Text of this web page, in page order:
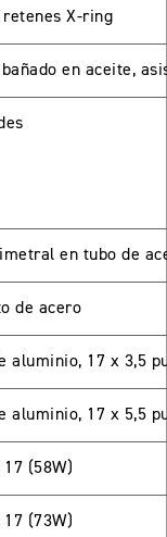
retenes X-ring
en aceite,
en tubo de
de acero
aluminio, 17 x 3,5
aluminio, 17 x 5,5
(58W)
(73W)